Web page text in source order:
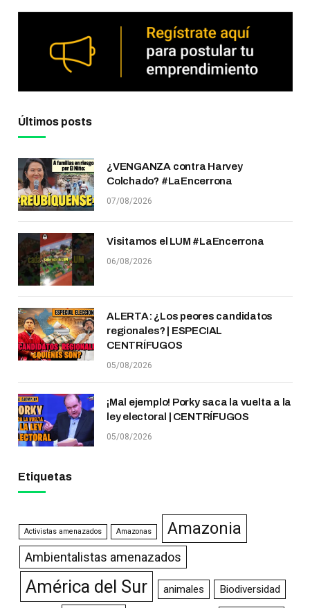
Últimos posts
¿VENGANZA contra Harvey
Colchado? #LaEncerrona
07/08/2026
Visitamos el LUM #LaEncerrona
06/08/2026
ALERTA: ¿Los peores candidatos
regionales? | ESPECIAL
CENTRÍFUGOS
05/08/2026
¡Mal ejemplo! Porky saca la vuelta a la
ley electoral | CENTRÍFUGOS
05/08/2026
Etiquetas
Activistas amenazados Amazonas Amazonia
Ambientalistas amenazados
América del Sur animales Biodiversidad